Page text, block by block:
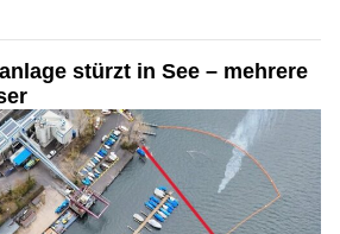
stürzt in See – mehrere